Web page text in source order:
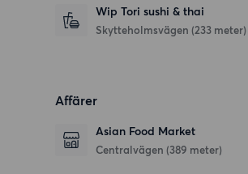
Wip Tori sushi & thai
Skytteholmsvägen (233 meter)
Affärer
Asian Food Market
Centralvägen (389 meter)